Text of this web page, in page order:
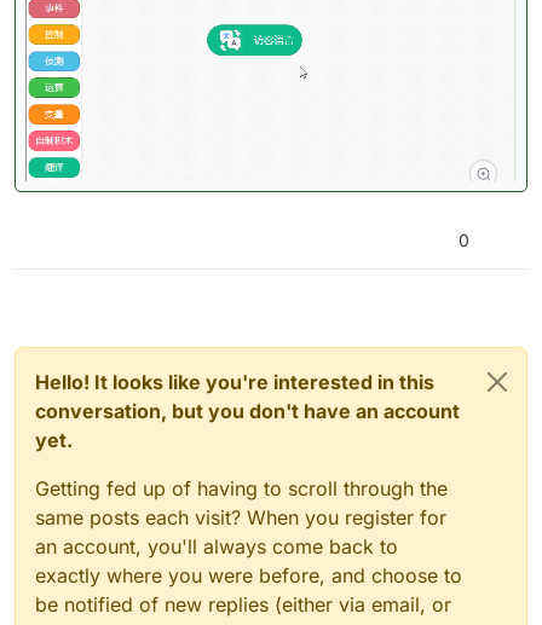
0
Hello! It looks like you're interested in this
conversation, but you don't have an account
yet.
Getting fed up of having to scroll through the
same posts each visit? When you register for
an account, you'll always come back to
exactly where you were before, and choose to
be notified of new replies (either via email, or